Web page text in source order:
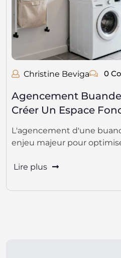
Christine Beviga 0
Agencement
Créer Un Espace
L'agencement d'une
enjeu majeur pour
Lire plus